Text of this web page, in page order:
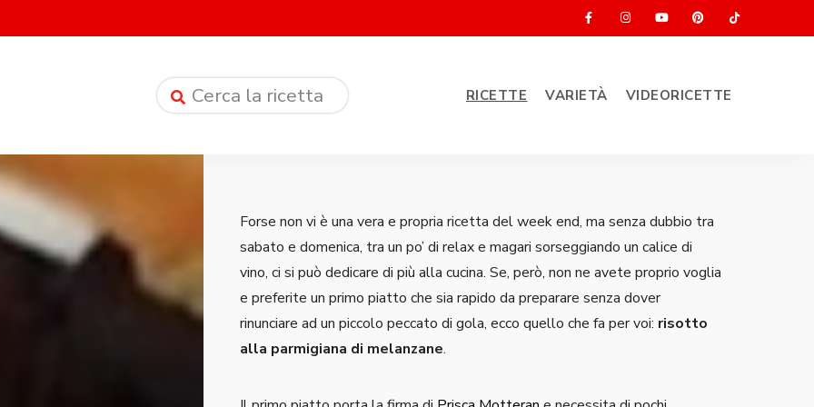
RICETTE VARIETÀ VIDEORICETTE
Forse non vi è una vera e propria ricetta del week end, ma senza dubbio tra
sabato e domenica, tra un po’ di relax e magari sorseggiando un calice di
vino, ci si può dedicare di più alla cucina. Se, però, non ne avete proprio voglia
e preferite un primo piatto che sia rapido da preparare senza dover
rinunciare ad un piccolo peccato di gola, ecco quello che fa per voi: risotto
alla parmigiana di melanzane.